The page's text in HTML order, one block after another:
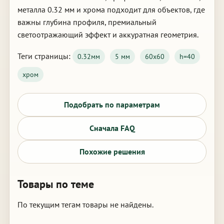
металла 0.32 мм и хрома подходит для объектов, где
важны глубина профиля, премиальный
светоотражающий эффект и аккуратная геометрия.
Теги страницы: 0.32мм 5 мм 60х60
h=40
хром
Подобрать по параметрам
Сначала FAQ
Похожие решения
Товары по теме
По текущим тегам товары не найдены.